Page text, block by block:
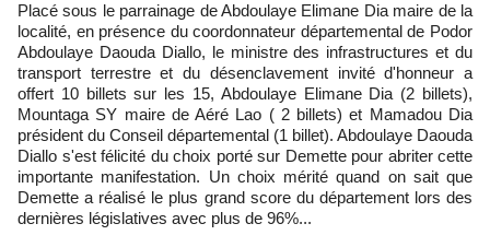
Placé sous le parrainage de Abdoulaye Elimane Dia maire de la
localité, en présence du coordonnateur départemental de Podor
Abdoulaye Daouda Diallo, le ministre des infrastructures et du
transport terrestre et du désenclavement invité d'honneur a
offert 10 billets sur les 15, Abdoulaye Elimane Dia (2 billets),
Mountaga SY maire de Aéré Lao ( 2 billets) et Mamadou Dia
président du Conseil départemental (1 billet). Abdoulaye Daouda
Diallo s'est félicité du choix porté sur Demette pour abriter cette
importante manifestation. Un choix mérité quand on sait que
Demette a réalisé le plus grand score du département lors des
dernières législatives avec plus de 96%...